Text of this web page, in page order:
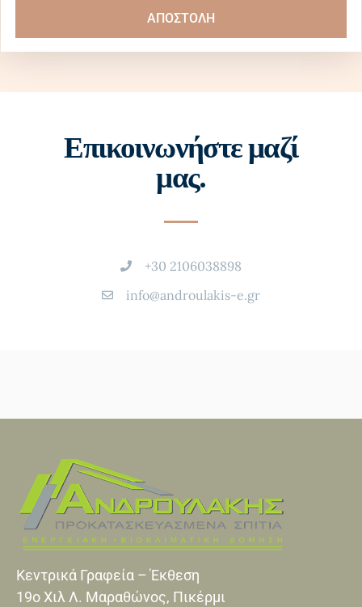
ΑΠΟΣΤΟΛΗ
Επικοινωνήστε μαζί
μας.
+30 2106038898
info@androulakis-e.gr
Κεντρικά Γραφεία – Έκθεση
19o Xιλ Λ. Μαραθώνος, Πικέρμι